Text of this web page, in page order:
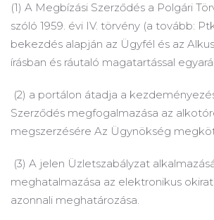
(1) A Megbízási Szerződés a Polgári
szóló 1959. évi IV. törvény (a tovább:
bekezdés alapján az Ügyfél és az
írásban és ráutaló magatartással
(2) a portálon átadja a
Szerződés megfogalmazása az
megszerzésére Az Ügynökség
(3) A jelen Üzletszabályzat
meghatalmazása az elektronikus
azonnali meghatározása.